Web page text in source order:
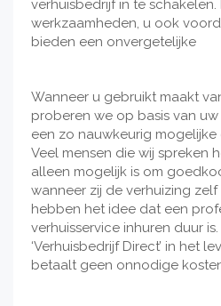
verhuisbedrijf in te schakelen.
werkzaamheden, u ook
bieden een onvergetelijke
Wanneer u gebruikt maakt
proberen we op basis van
een zo nauwkeurig
Veel mensen die wij spreken
alleen mogelijk is om
wanneer zij de verhuizing zelf
hebben het idee dat een
verhuisservice inhuren duur
‘Verhuisbedrijf Direct’ in het
betaalt geen onnodige